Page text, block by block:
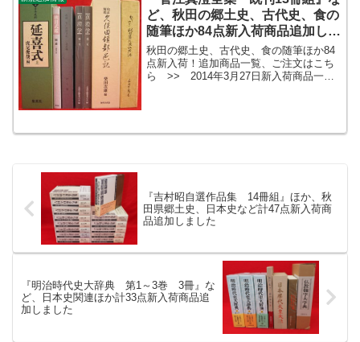
ど、秋田の郷土史、古代史、食の
随筆ほか84点新入荷商品追加しま
した
秋田の郷土史、古代史、食の随筆ほか84
点新入荷！追加商品一覧、ご注文はこち
ら >> 2014年3月27日新入荷商品一覧
『吉村昭自選作品集 14冊組』ほか、秋
田県郷土史、日本史など計47点新入荷商
品追加しました
『明治時代史大辞典 第1～3巻 3冊』な
ど、日本史関連ほか計33点新入荷商品追
加しました